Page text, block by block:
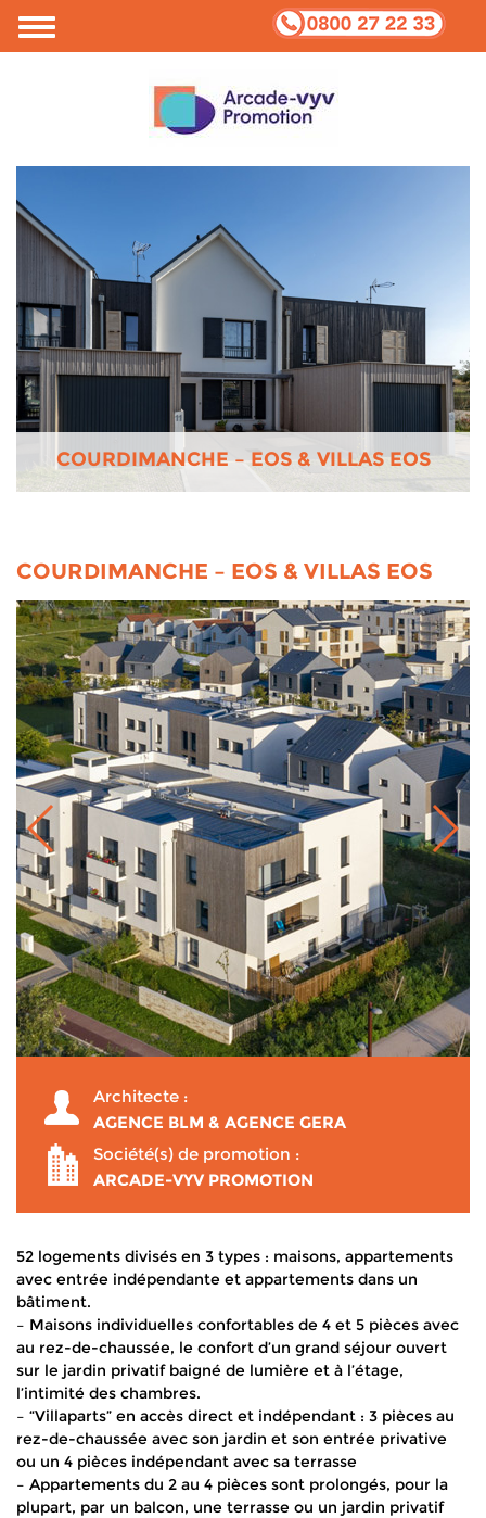
COURDIMANCHE – EOS & VILLAS EOS
COURDIMANCHE – EOS & VILLAS EOS
Architecte :
AGENCE BLM & AGENCE GERA
Société(s) de promotion :
ARCADE-VYV PROMOTION
52 logements divisés en 3 types : maisons, appartements
avec entrée indépendante et appartements dans un
bâtiment.
– Maisons individuelles confortables de 4 et 5 pièces avec
au rez-de-chaussée, le confort d’un grand séjour ouvert
sur le jardin privatif baigné de lumière et à l’étage,
l’intimité des chambres.
– “Villaparts” en accès direct et indépendant : 3 pièces au
rez-de-chaussée avec son jardin et son entrée privative
ou un 4 pièces indépendant avec sa terrasse
– Appartements du 2 au 4 pièces sont prolongés, pour la
plupart, par un balcon, une terrasse ou un jardin privatif